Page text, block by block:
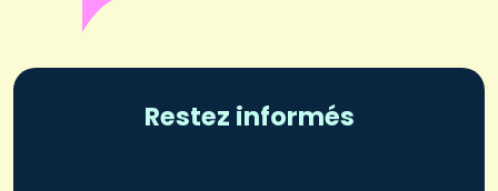
Restez informés